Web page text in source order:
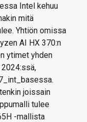
Intel kehuu
mitä
Yhtiön omissa
AI HX 370:n
ytimet yhden
joissain
tulee
-mallista